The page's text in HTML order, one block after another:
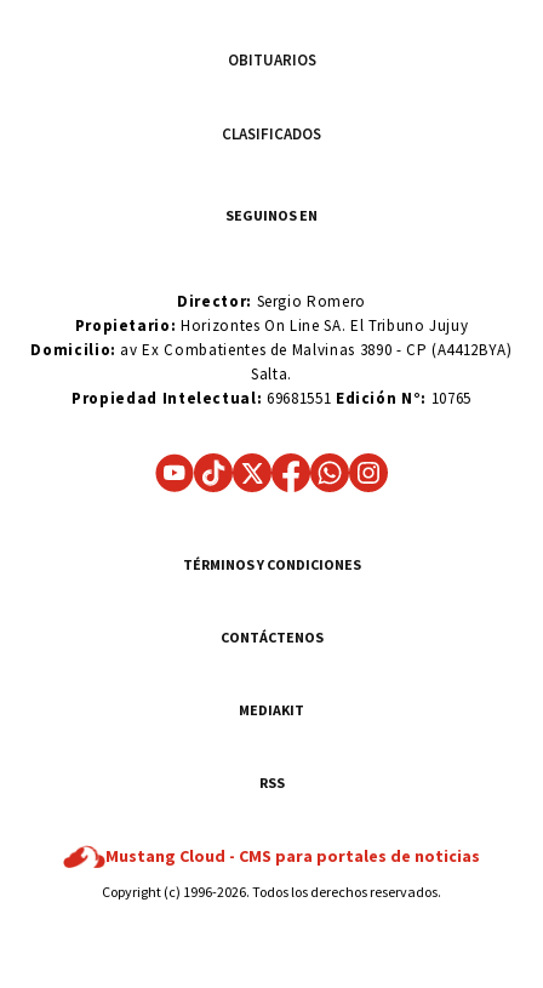
OBITUARIOS
CLASIFICADOS
SEGUINOS EN
Director: Sergio Romero
Propietario:Horizontes On Line SA. El Tribuno Jujuy
Domicilio: av Ex Combatientes de Malvinas 3890 - CP (A4412BYA)
Salta.
Propiedad Intelectual: 69681551 Edición N°: 10765
TÉRMINOS Y CONDICIONES
CONTÁCTENOS
MEDIAKIT
RSS
Mustang Cloud - CMS para portales de noticias
Copyright (c) 1996-2026. Todos los derechos reservados.